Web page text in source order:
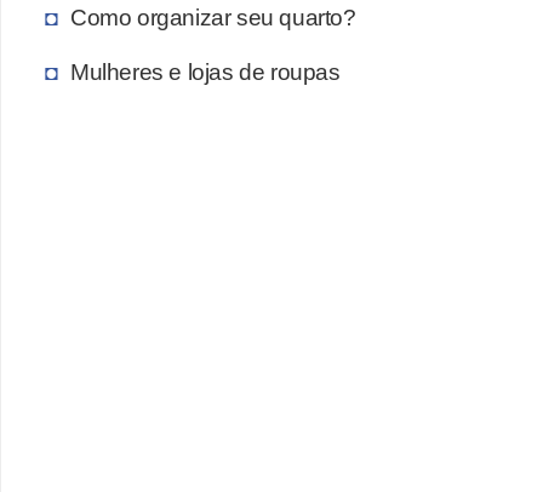
Como organizar seu quarto?
Mulheres e lojas de roupas